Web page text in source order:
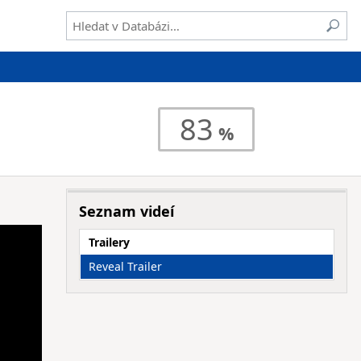
83
Seznam videí
Trailery
Reveal Trailer